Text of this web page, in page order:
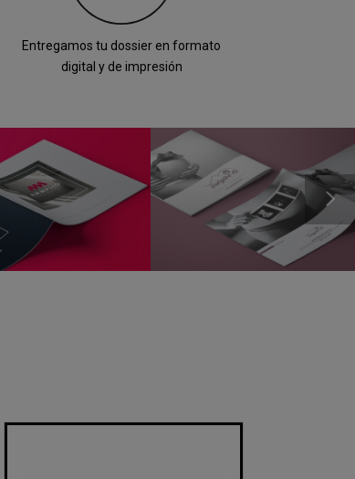
Entregamos tu dossier en formato
digital y de impresión